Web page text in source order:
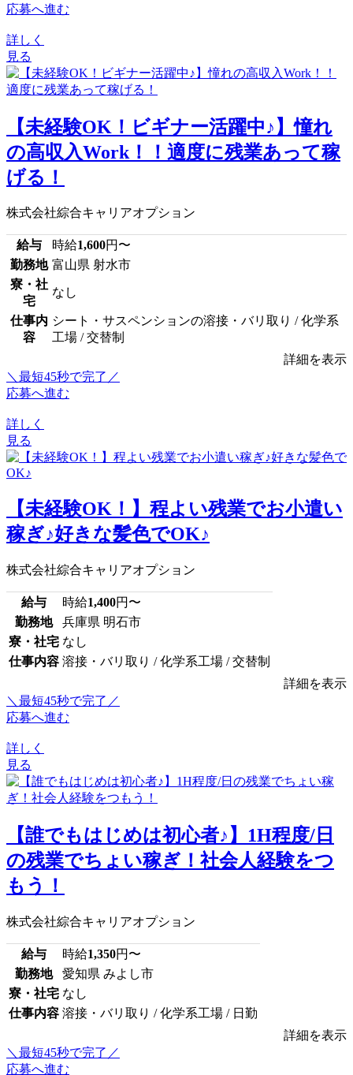
応募へ進む
詳しく
見る
【未経験OK！ビギナー活躍中♪】憧れ
の高収入Work！！適度に残業あって稼
げる！
株式会社綜合キャリアオプション
給与 時給1,600円〜
勤務地 富山県 射水市
寮・社
宅
なし
仕事内
容
シート・サスペンションの溶接・バリ取り / 化学系
工場 / 交替制
詳細を表示
＼最短45秒で完了／
応募へ進む
詳しく
見る
【未経験OK！】程よい残業でお小遣い
稼ぎ♪好きな髪色でOK♪
株式会社綜合キャリアオプション
給与 時給1,400円〜
勤務地
兵庫県 明石市
寮・社宅 なし
仕事内容 溶接・バリ取り / 化学系工場 / 交替制
詳細を表示
＼最短45秒で完了／
応募へ進む
詳しく
見る
【誰でもはじめは初心者♪】1H程度/日
の残業でちょい稼ぎ！社会人経験をつ
もう！
株式会社綜合キャリアオプション
給与 時給1,350円〜
勤務地
愛知県 みよし市
寮・社宅 なし
仕事内容 溶接・バリ取り / 化学系工場 / 日勤
詳細を表示
＼最短45秒で完了／
応募へ進む